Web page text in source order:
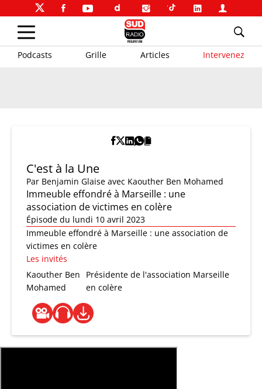
Podcasts Grille Articles Intervenez
C'est à la Une
Par Benjamin Glaise avec Kaouther Ben Mohamed
Immeuble effondré à Marseille : une
association de victimes en colère
Épisode du lundi 10 avril 2023
Immeuble effondré à Marseille : une association de
victimes en colère
Les invités
Kaouther Ben
Mohamed
Présidente de l'association Marseille
en colère